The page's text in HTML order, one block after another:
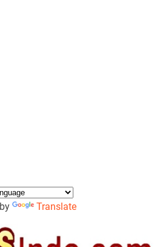
Translate